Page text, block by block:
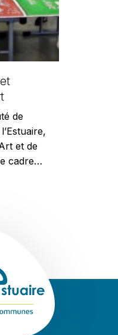
de
et de
cadre…